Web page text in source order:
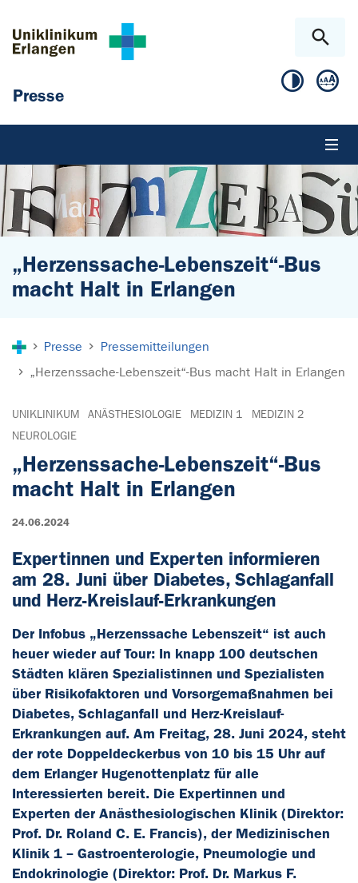
Presse
„Herzenssache-Lebenszeit“-Bus
macht Halt in Erlangen
Presse
Pressemitteilungen
„Herzenssache-Lebenszeit“-Bus macht Halt in Erlangen
UNIKLINIKUM ANÄSTHESIOLOGIE MEDIZIN 1
MEDIZIN 2
NEUROLOGIE
„Herzenssache-Lebenszeit“-Bus
macht Halt in Erlangen
24.06.2024
Expertinnen und Experten informieren
am 28. Juni über Diabetes, Schlaganfall
und Herz-Kreislauf-Erkrankungen
Der Infobus „Herzenssache Lebenszeit“ ist auch
heuer wieder auf Tour: In knapp 100 deutschen
Städten klären Spezialistinnen und Spezialisten
über Risikofaktoren und Vorsorgemaßnahmen bei
Diabetes, Schlaganfall und Herz-Kreislauf-
Erkrankungen auf. Am Freitag, 28. Juni 2024, steht
der rote Doppeldeckerbus von 10 bis 15 Uhr auf
dem Erlanger Hugenottenplatz für alle
Interessierten bereit. Die Expertinnen und
Experten der Anästhesiologischen Klinik (Direktor:
Prof. Dr. Roland C. E. Francis), der Medizinischen
Klinik 1 – Gastroenterologie, Pneumologie und
Endokrinologie (Direktor: Prof. Dr. Markus F.